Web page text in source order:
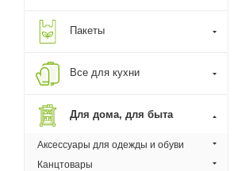
Пакеты
Все для кухни
Для дома, для быта
Аксессуары для одежды и обуви
Канцтовары